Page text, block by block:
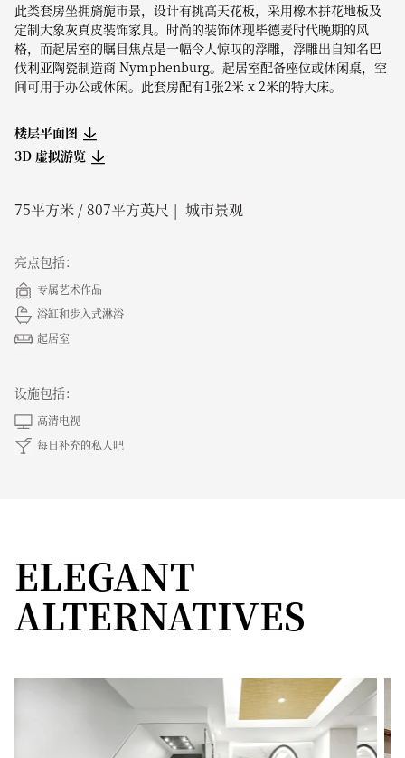
此类套房坐拥旖旎市景，设计有挑高天花板，采用橡木拼花地板及
定制大象灰真皮装饰家具。时尚的装饰体现毕德麦时代晚期的风
格，而起居室的瞩目焦点是一幅令人惊叹的浮雕，浮雕出自知名巴
伐利亚陶瓷制造商 Nymphenburg。起居室配备座位或休闲桌，空
间可用于办公或休闲。此套房配有1张2米 x 2米的特大床。
楼层平面图
3D 虚拟游览
75平方米 /807平方英尺 城市景观
亮点包括：
专属艺术作品
浴缸和步入式淋浴
起居室
设施包括：
高清电视
每日补充的私人吧
ELEGANT
ALTERNATIVES